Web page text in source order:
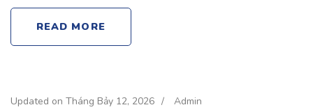
READ MORE
Updated on Tháng Bảy 12, 2026 / Admin